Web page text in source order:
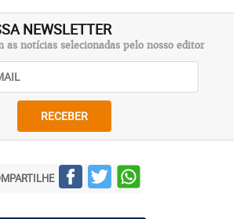
NEWSLETTER
as notícias selecionadas pelo nosso editor
RECEBER